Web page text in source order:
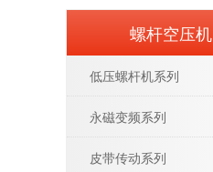
螺杆空压机
低压螺杆机系列
永磁变频系列
皮带传动系列